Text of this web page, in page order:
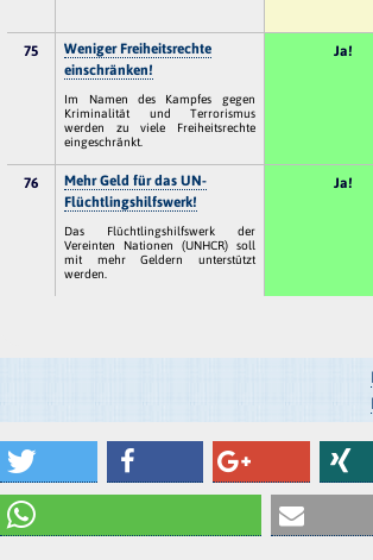
75
Weniger Freiheitsrechte
einschränken!
Im Namen des Kampfes gegen
Kriminalität und Terrorismus
werden zu viele Freiheitsrechte
eingeschränkt.
Ja!
76
Mehr Geld für das UN-
Flüchtlingshilfswerk!
Das Flüchtlingshilfswerk der
Vereinten Nationen (UNHCR) soll
mit mehr Geldern unterstützt
werden.
Ja!